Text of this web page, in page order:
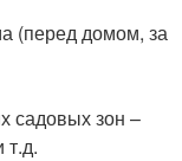
(перед домом, за
садовых зон –
т.д.